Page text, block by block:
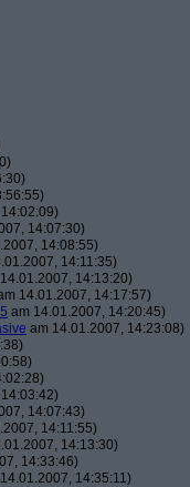
14:07:30)
14:08:55)
14:11:35)
14:13:20)
14.01.2007, 14:17:57)
am 14.01.2007, 14:20:45)
am 14.01.2007, 14:23:08)
14:07:43)
14:11:55)
14:13:30)
14:33:46)
14:35:11)